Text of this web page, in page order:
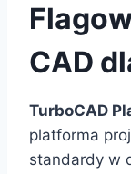
CAD
TurboCAD
platforma
standardy w